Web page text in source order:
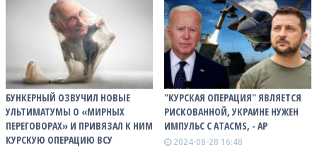
БУНКЕРНЫЙ ОЗВУЧИЛ НОВЫЕ
УЛЬТИМАТУМЫ О «МИРНЫХ
ПЕРЕГОВОРАХ» И ПРИВЯЗАЛ К НИМ
КУРСКУЮ ОПЕРАЦИЮ ВСУ
"КУРСКАЯ ОПЕРАЦИЯ" ЯВЛЯЕТСЯ
РИСКОВАННОЙ, УКРАИНЕ НУЖЕН
ИМПУЛЬС С ATACMS, - AP
2024-08-28 16:48